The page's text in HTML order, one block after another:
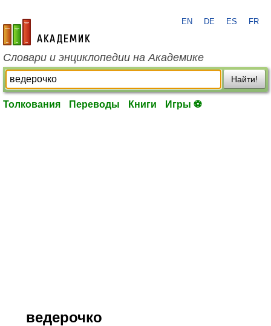
academic.ru
EN DE ES FR
Словари и энциклопедии на Академике
Найти!
Толкования Переводы Книги Игры ⚽
ведерочко